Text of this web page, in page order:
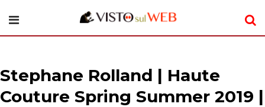
Stephane Rolland | Haute
Couture Spring Summer 2019 |